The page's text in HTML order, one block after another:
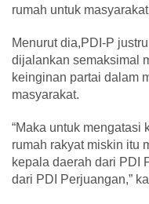
rumah untuk
Menurut dia,PDI-P
dijalankan semaksimal
keinginan partai dalam
masyarakat.
“Maka untuk mengatasi
rumah rakyat miskin itu
kepala daerah dari PDI
dari PDI Perjuangan,”